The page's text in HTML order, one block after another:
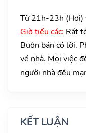
Từ 21h-23h (Hợi)
Giờ tiểu các: Rất
Buôn bán có lời.
về nhà. Mọi việc
người nhà đều
KẾT LUẬN